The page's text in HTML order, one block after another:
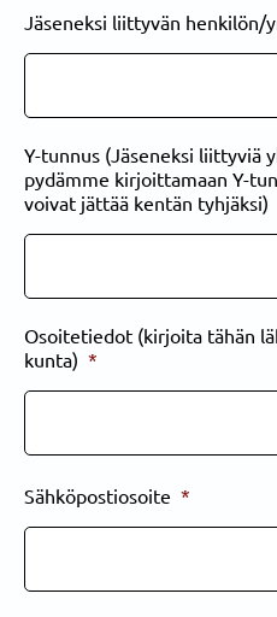
Jäseneksi liittyvän
Y-tunnus (Jäseneksi liittyviä
pydämme kirjoittamaan Y-
voivat jättää kentän tyhjäksi)
Osoitetiedot (kirjoita tähän
kunta) *
Sähköpostiosoite *